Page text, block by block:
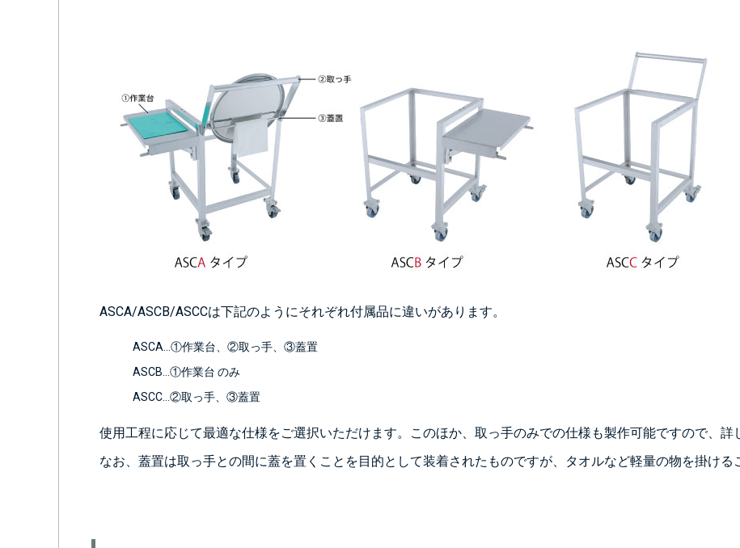
ASCA/ASCB/ASCCは下記のようにそれぞれ付属品に違いがあります。
ASCA…①作業台、②取っ手、③蓋置
ASCB…①作業台 のみ
ASCC…②取っ手、③蓋置
使用工程に応じて最適な仕様をご選択いただけます。このほか、取っ手のみでの仕様も製作可能ですので、詳
なお、蓋置は取っ手との間に蓋を置くことを目的として装着されたものですが、タオルなど軽量の物を掛ける